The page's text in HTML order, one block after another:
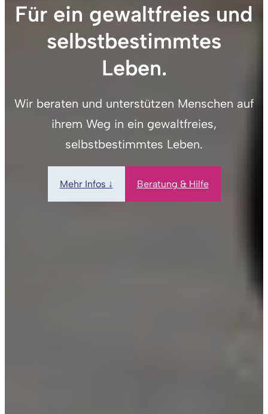
Für ein gewaltfreies und
selbstbestimmtes
Leben.
Wir beraten und unterstützen Menschen auf
ihrem Weg in ein gewaltfreies,
selbstbestimmtes Leben.
Mehr Infos ↓ Beratung & Hilfe